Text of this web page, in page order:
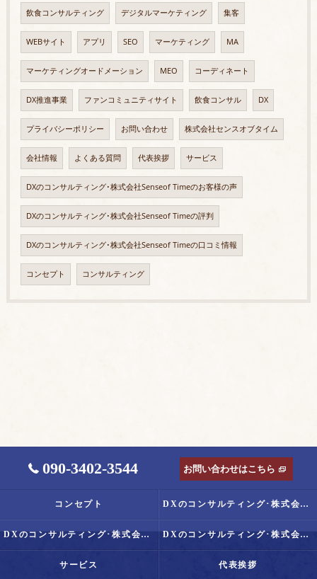
飲食コンサルティング デジタルマーケティング 集客
WEBサイト アプリ SEO マーケティング MA
マーケティングオードメーション MEO コーディネート
DX推進事業 ファンコミュニティサイト 飲食コンサル DX
プライバシーポリシー お問い合わせ 株式会社センスオブタイム
会社情報 よくある質問 代表挨拶 サービス
DXのコンサルティング･株式会社Senseof Timeのお客様の声
DXのコンサルティング･株式会社Senseof Timeの評判
DXのコンサルティング･株式会社Senseof Timeの口コミ情報
コンセプト コンサルティング
090-3402-3544 お問い合わせはこちら
コンセプト DXのコンサルティング･株式会社Senseof Timeの口コミ情報
DXのコンサルティング･株式会社Senseof Timeの評判 DXのコンサルティング･株式会社Senseof Timeのお客様の声
サービス 代表挨拶